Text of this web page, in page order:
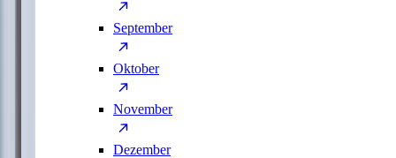
September
Oktober
November
Dezember